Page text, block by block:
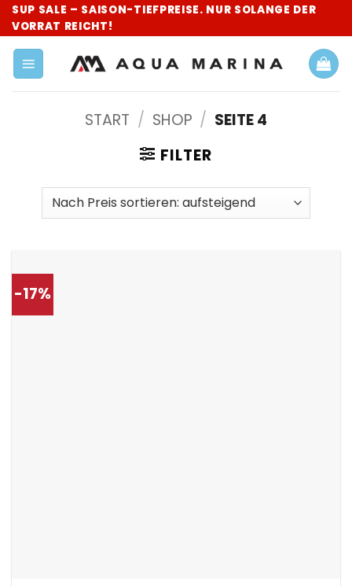
Zum
Inhalt
springen
SUP SALE – SAISON-TIEFPREISE. NUR SOLANGE DER
VORRAT REICHT!
START / SHOP / SEITE 4
FILTER
-17%